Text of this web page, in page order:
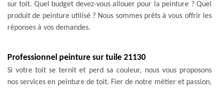
sur toit. Quel budget devez-vous allouer pour la peinture ? Quel
produit de peinture utilisé ? Nous sommes prêts à vous offrir les
réponses à vos demandes.
Professionnel peinture sur tuile 21130
Si votre toit se ternit et perd sa couleur, nous vous proposons
nos services en peinture de toit. Fier de notre métier et passion,